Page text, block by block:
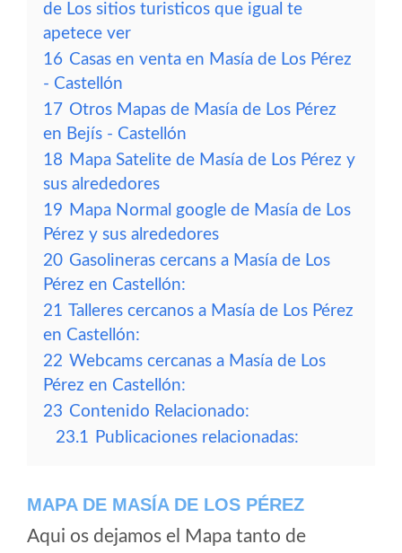
de Los sitios turisticos que igual te
apetece ver
16 Casas en venta en Masía de Los Pérez
- Castellón
17 Otros Mapas de Masía de Los Pérez
en Bejís - Castellón
18 Mapa Satelite de Masía de Los Pérez y
sus alrededores
19 Mapa Normal google de Masía de Los
Pérez y sus alrededores
20 Gasolineras cercans a Masía de Los
Pérez en Castellón:
21 Talleres cercanos a Masía de Los Pérez
en Castellón:
22 Webcams cercanas a Masía de Los
Pérez en Castellón:
23 Contenido Relacionado:
23.1 Publicaciones relacionadas:
MAPA DE MASÍA DE LOS PÉREZ
Aqui os dejamos el Mapa tanto de